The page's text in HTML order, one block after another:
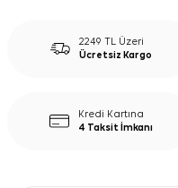
2249 TL Üzeri
Ücretsiz Kargo
Kredi Kartına
4 Taksit İmkanı